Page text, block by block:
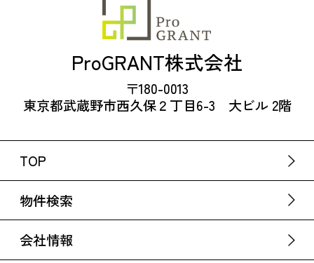
ProGRANT株式会社
〒180-0013
東京都武蔵野市西久保２丁目6-3 大ビル 2階
TOP
物件検索
会社情報